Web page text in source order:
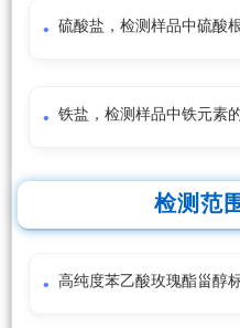
硫酸盐，检测样品中硫酸
铁盐，检测样品中铁元素
检测范
高纯度苯乙酸玫瑰酯甾醇